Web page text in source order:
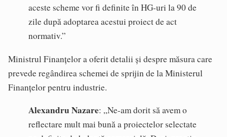
aceste scheme vor fi definite în HG-uri la 90 de
zile după adoptarea acestui proiect de act
normativ.”
Ministrul Finanțelor a oferit detalii și despre măsura care
prevede regândirea schemei de sprijin de la Ministerul
Finanțelor pentru industrie.
Alexandru Nazare: „Ne-am dorit să avem o
reflectare mult mai bună a proiectelor selectate